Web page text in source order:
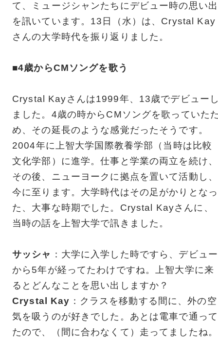
て、ミュージシャンたちにデビュー時の思い出
を訊いています。13日（水）は、Crystal Kay
さんの大学時代を振り返りました。
■4歳からCMソングを歌う
Crystal Kayさんは1999年、13歳でデビュー
ました。4歳の時からCMソングを歌っていた
め、その延長のような感覚だったそうです。
2004年に上智大学国際教養学部（当時は比較
文化学部）に進学。仕事と学業の両立を続け、
その後、ニューヨークに拠点を置いて活動し、
今に至ります。大学時代はその足がかりとなっ
た、大事な時期でした。Crystal Kayさんに、
当時の話を上智大学で訊きました。
サッシャ ：大学に入学した時ですら、デビュー
から5年が経ってたわけですね。上智大学に来
るとどんなことを思い出しますか？
Crystal Kay ：クラスを移動する間に、外の空
気を吸うのが好きでした。あとは電車で通って
たので、（間に合わなくて）走ってましたね。